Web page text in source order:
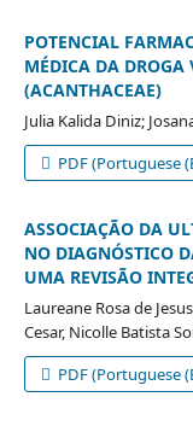
POTENCIAL
MÉDICA DA
(ACANTHACEAE)
Julia Kalida Diniz;
PDF (Portuguese
ASSOCIAÇÃO DA
NO DIAGNÓSTICO
UMA REVISÃO
Laureane Rosa de
Cesar, Nicolle Batista
PDF (Portuguese